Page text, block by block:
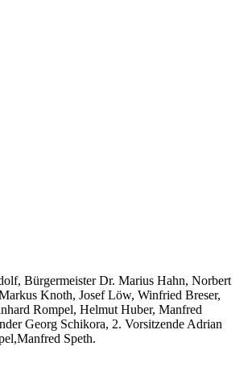
Bürgermeister Dr. Marius Hahn, Norbert
Knoth, Josef Löw, Winfried Breser,
Rompel, Helmut Huber, Manfred
Georg Schikora, 2. Vorsitzende Adrian
Speth.